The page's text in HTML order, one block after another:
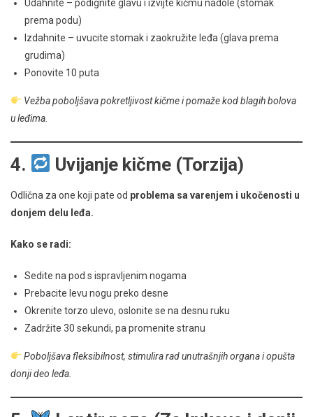
Udahnite – podignite glavu i izvijte kičmu nadole (stomak
prema podu)
Izdahnite – uvucite stomak i zaokružite leđa (glava prema
grudima)
Ponovite 10 puta
Vežba poboljšava pokretljivost kičme i pomaže kod blagih bolova
u leđima.
4. Uvijanje kičme (Torzija)
Odlična za one koji pate od problema sa varenjem i ukočenosti u
donjem delu leđa.
Kako se radi:
Sedite na pod s ispravljenim nogama
Prebacite levu nogu preko desne
Okrenite torzo ulevo, oslonite se na desnu ruku
Zadržite 30 sekundi, pa promenite stranu
Poboljšava fleksibilnost, stimulira rad unutrašnjih organa i opušta
donji deo leđa.